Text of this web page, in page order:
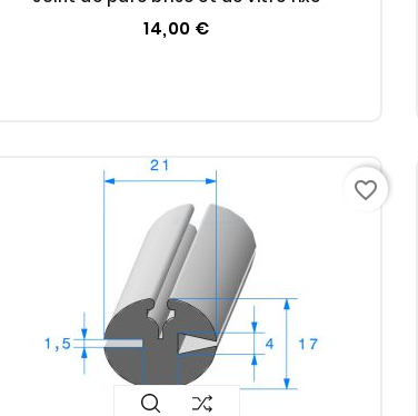
14,00 €
favorite_border